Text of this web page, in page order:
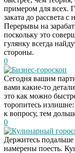
примером для всех.
заката до рассвета
Перерывы на
поскольку это
гулянку всегда
стороны.
0
Бизнес-гороскоп
Сегодня вашим
вами какие-то
это как можно
торопитесь
к вопросу, тем
0
Кулинарный
Держитесь
намерены поесть.